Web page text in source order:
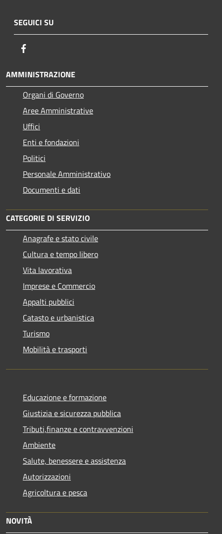
SEGUICI SU
AMMINISTRAZIONE
Organi di Governo
Aree Amministrative
Uffici
Enti e fondazioni
Politici
Personale Amministrativo
Documenti e dati
CATEGORIE DI SERVIZIO
Anagrafe e stato civile
Cultura e tempo libero
Vita lavorativa
Imprese e Commercio
Appalti pubblici
Catasto e urbanistica
Turismo
Mobilità e trasporti
Educazione e formazione
Giustizia e sicurezza pubblica
Tributi,finanze e contravvenzioni
Ambiente
Salute, benessere e assistenza
Autorizzazioni
Agricoltura e pesca
NOVITÀ